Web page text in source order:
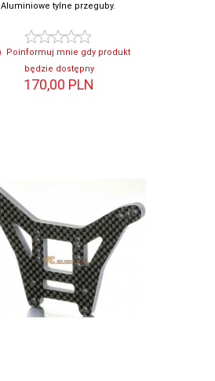
Aluminiowe tylne przeguby.
Poinformuj mnie gdy produkt
będzie dostępny
170,00 PLN